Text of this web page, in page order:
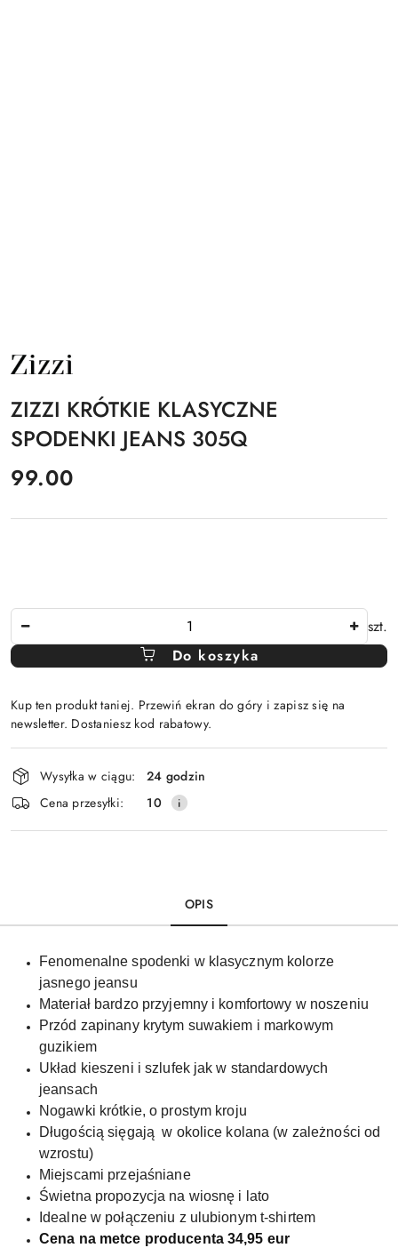
NAZWA
PRODUCENTA:
ZIZZI KRÓTKIE KLASYCZNE
SPODENKI JEANS 305Q
cena:
99.00
szt.
Do koszyka
Kup ten produkt taniej. Przewiń ekran do góry i zapisz się na
newsletter. Dostaniesz kod rabatowy.
Dostępność
i
dostawa
Wysyłka w ciągu:
24 godzin
Cena przesyłki:
10
OPIS
Fenomenalne spodenki w klasycznym kolorze
jasnego jeansu
Materiał bardzo przyjemny i komfortowy w noszeniu
Przód zapinany krytym suwakiem i markowym
guzikiem
Układ kieszeni i szlufek jak w standardowych
jeansach
Nogawki krótkie, o prostym kroju
Długością sięgają w okolice kolana (w zależności od
wzrostu)
Miejscami przejaśniane
Świetna propozycja na wiosnę i lato
Idealne w połączeniu z ulubionym t-shirtem
Cena na metce producenta 34,95 eur